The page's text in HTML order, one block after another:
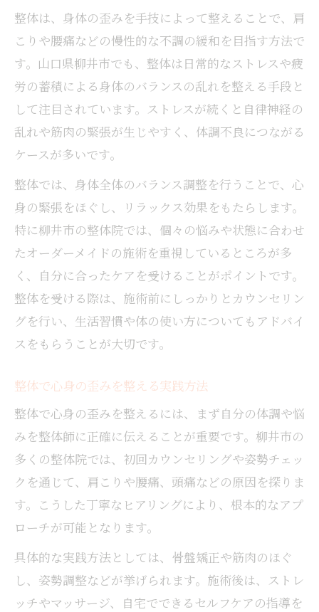
慢性的な疲れに整体が役立つ理由とは
整体で疲労感が改善される理由を探る
整体による全身ケアの重要性について
整体で蓄積したストレスをリセットする
整体後に感じる変化とセルフケアの方法
整体で健康維持するための院の選び方
安心できる整体院選びのチェックポイント
口コミや評判から整体院を見極めるコツ
整体施術者の資格や経験を確認しよう
整体と整骨院の違いを理解して選ぶ
整体後の体調変化とその対処法を解説
整体後に起こりやすい体調変化とは何か
整体後に調子が悪いときの対処法を紹介
体調変化を把握し整体効果を最大化する
整体後に意識したいセルフケアの実践法
ストレス由来の悩みへの整体アプローチ
ストレス由来の不調に整体が効く理由
整体で自律神経の乱れを整える重要性
整体が肩こりや腰痛に与える影響とは
整体施術で心の疲れもリフレッシュ
整体のプロが教えるストレス対策術
整体は、身体の歪みを手技によって整えることで、肩
こりや腰痛などの慢性的な不調の緩和を目指す方法で
す。山口県柳井市でも、整体は日常的なストレスや疲
労の蓄積による身体のバランスの乱れを整える手段と
して注目されています。ストレスが続くと自律神経の
乱れや筋肉の緊張が生じやすく、体調不良につながる
ケースが多いです。
整体では、身体全体のバランス調整を行うことで、心
身の緊張をほぐし、リラックス効果をもたらします。
特に柳井市の整体院では、個々の悩みや状態に合わせ
たオーダーメイドの施術を重視しているところが多
く、自分に合ったケアを受けることがポイントです。
整体を受ける際は、施術前にしっかりとカウンセリン
グを行い、生活習慣や体の使い方についてもアドバイ
スをもらうことが大切です。
整体で心身の歪みを整える実践方法
整体で心身の歪みを整えるには、まず自分の体調や悩
みを整体師に正確に伝えることが重要です。柳井市の
多くの整体院では、初回カウンセリングや姿勢チェッ
クを通じて、肩こりや腰痛、頭痛などの原因を探りま
す。こうした丁寧なヒアリングにより、根本的なアプ
ローチが可能となります。
具体的な実践方法としては、骨盤矯正や筋肉のほぐ
し、姿勢調整などが挙げられます。施術後は、ストレ
ッチやマッサージ、自宅でできるセルフケアの指導を